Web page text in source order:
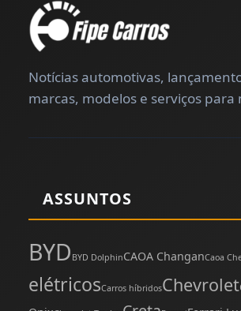
Notícias automotivas,
marcas, modelos e serviços para
ASSUNTOS
BYD BYD DolphinCAOA ChanganCaoa
elétricosCarros híbridosChevrolet